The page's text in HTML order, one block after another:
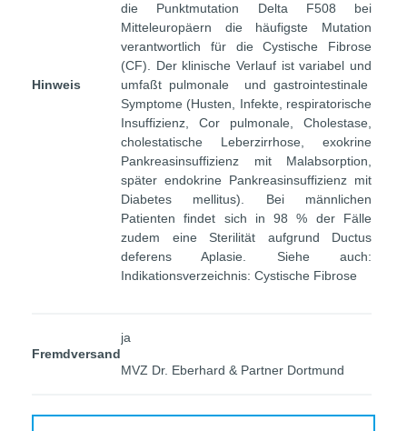
Hinweis
die Punktmutation Delta F508 bei
Mitteleuropäern die häufigste Mutation
verantwortlich für die Cystische Fibrose
(CF). Der klinische Verlauf ist variabel und
umfaßt pulmonale und gastrointestinale
Symptome (Husten, Infekte, respiratorische
Insuffizienz, Cor pulmonale, Cholestase,
cholestatische Leberzirrhose, exokrine
Pankreasinsuffizienz mit Malabsorption,
später endokrine Pankreasinsuffizienz mit
Diabetes mellitus). Bei männlichen
Patienten findet sich in 98 % der Fälle
zudem eine Sterilität aufgrund Ductus
deferens Aplasie. Siehe auch:
Indikationsverzeichnis: Cystische Fibrose
Fremdversand
ja
MVZ Dr. Eberhard & Partner Dortmund